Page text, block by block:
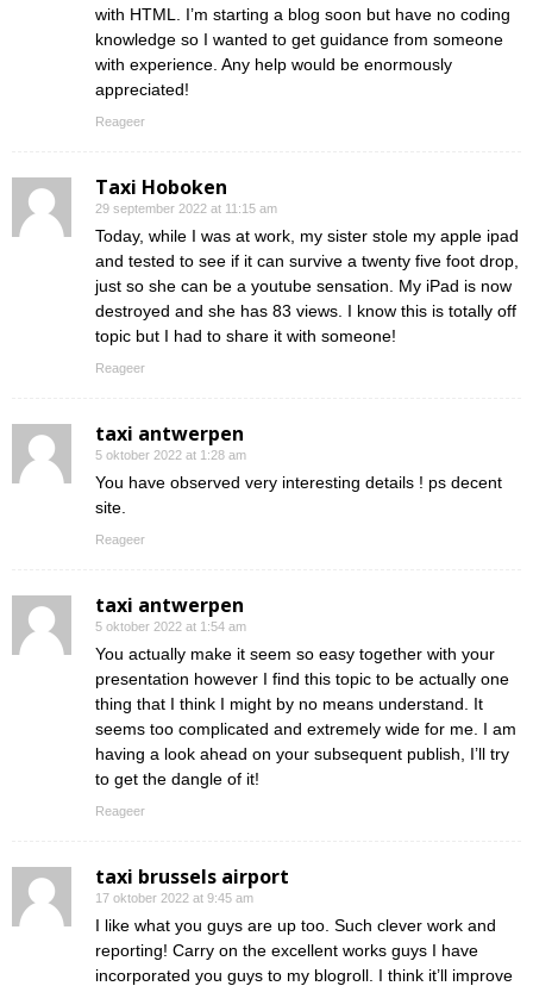
with HTML. I’m starting a blog soon but have no coding
knowledge so I wanted to get guidance from someone
with experience. Any help would be enormously
appreciated!
Reageer
Taxi Hoboken
29 september 2022 at 11:15 am
Today, while I was at work, my sister stole my apple ipad
and tested to see if it can survive a twenty five foot drop,
just so she can be a youtube sensation. My iPad is now
destroyed and she has 83 views. I know this is totally off
topic but I had to share it with someone!
Reageer
taxi antwerpen
5 oktober 2022 at 1:28 am
You have observed very interesting details ! ps decent
site.
Reageer
taxi antwerpen
5 oktober 2022 at 1:54 am
You actually make it seem so easy together with your
presentation however I find this topic to be actually one
thing that I think I might by no means understand. It
seems too complicated and extremely wide for me. I am
having a look ahead on your subsequent publish, I’ll try
to get the dangle of it!
Reageer
taxi brussels airport
17 oktober 2022 at 9:45 am
I like what you guys are up too. Such clever work and
reporting! Carry on the excellent works guys I have
incorporated you guys to my blogroll. I think it’ll improve